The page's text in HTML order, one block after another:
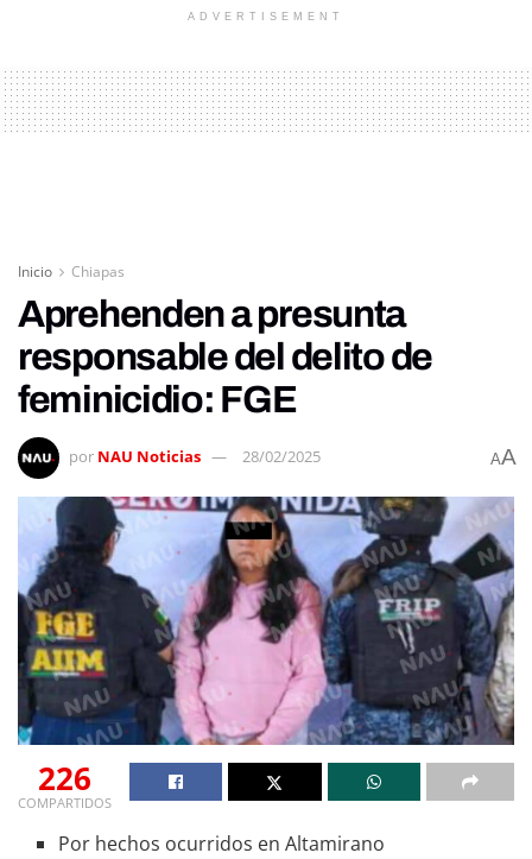
ADVERTISEMENT
Inicio Chiapas
Aprehenden a presunta
responsable del delito de
feminicidio: FGE
por NAU Noticias 28/02/2025 AA
226
COMPARTIDOS
Por hechos ocurridos en Altamirano